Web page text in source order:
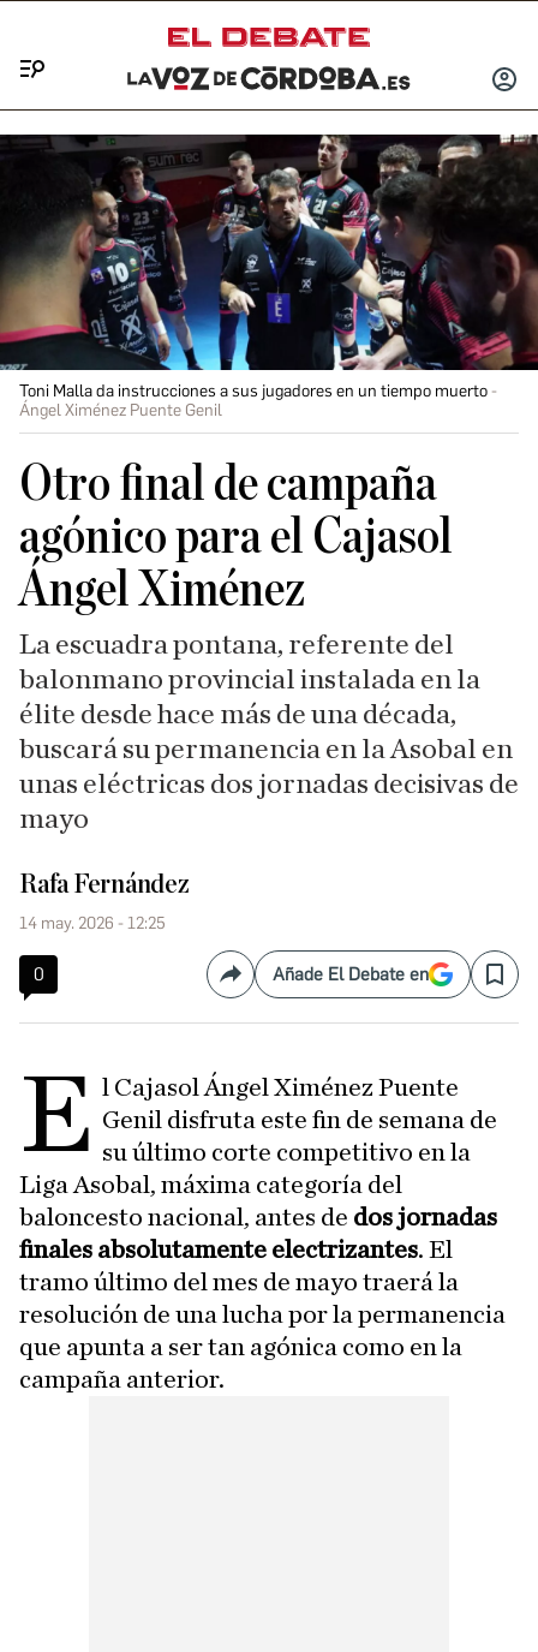
INICIAR
Toni Malla da instrucciones a sus jugadores en un tiempo muerto
Ángel Ximénez Puente Genil
Otro final de campaña
agónico para el Cajasol
Ángel Ximénez
La escuadra pontana, referente del
balonmano provincial instalada en la
élite desde hace más de una década,
buscará su permanencia en la Asobal en
unas eléctricas dos jornadas decisivas de
mayo
Rafa Fernández
14 may. 2026 - 12:25
0 CompartirAñade El Debate en Save
E l Cajasol Ángel Ximénez Puente
Genil disfruta este fin de semana de
su último corte competitivo en la
Liga Asobal, máxima categoría del
baloncesto nacional, antes de dos jornadas
finales absolutamente electrizantes. El
tramo último del mes de mayo traerá la
resolución de una lucha por la permanencia
que apunta a ser tan agónica como en la
campaña anterior.